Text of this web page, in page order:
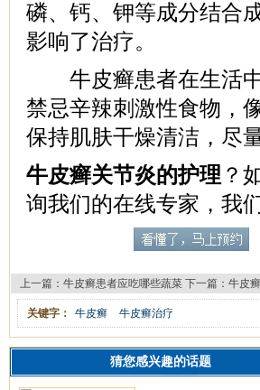
磷、钙、钾等成分结合
影响了治疗。
牛皮癣患者在生活中
禁忌辛辣刺激性食物，
保持肌肤干燥清洁，尽
牛皮癣关节炎的护理 ？
询我们的在线专家，我
上一篇： 牛皮癣患者应吃哪些蔬菜 下一篇： 牛皮
关键字： 牛皮癣 牛皮癣治疗
猜您感兴趣的话题